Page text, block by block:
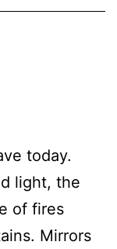
today.
light, the
of fires
Mirrors